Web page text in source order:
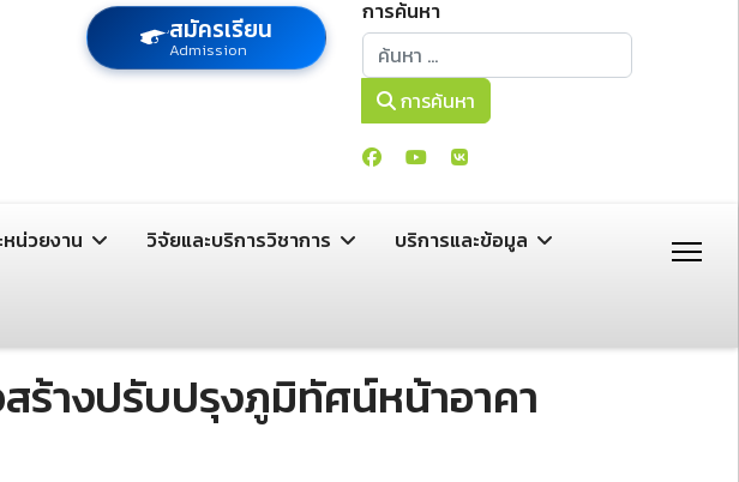
สมัครเรียน
Admission
การค้นหา
การค้นหา
การค้นหา
น่วยงาน วิจัยและบริการวิชาการ บริการและข้อมูล
สร้างปรับปรุงภูมิทัศน์หน้าอาคา